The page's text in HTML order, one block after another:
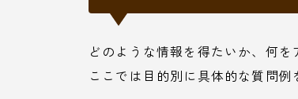
どのような情報を得たいか、何
ここでは目的別に具体的な質問例